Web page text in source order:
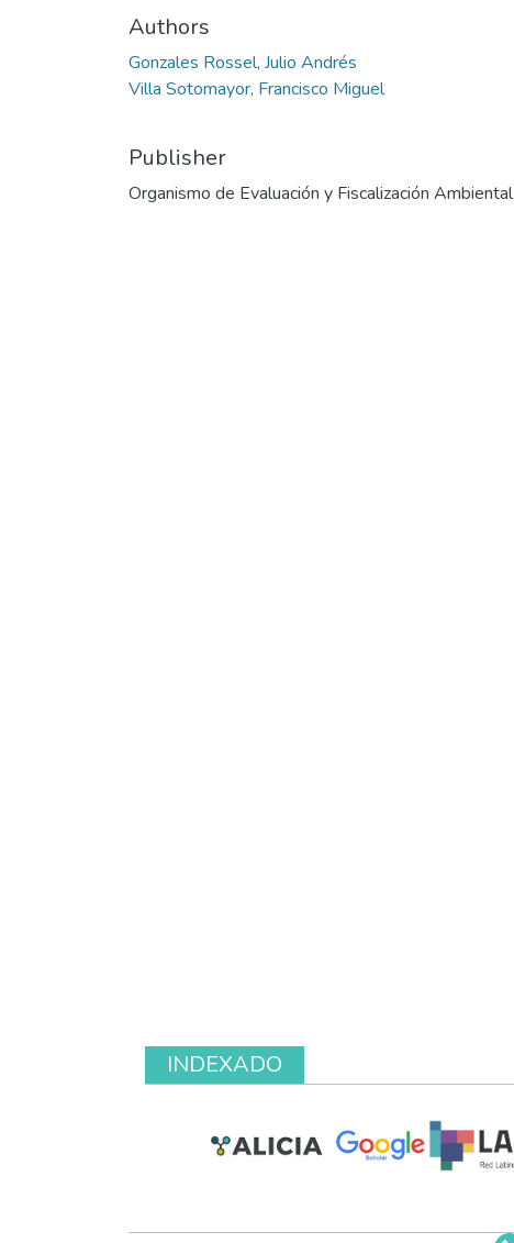
Authors
Gonzales Rossel, Julio Andrés
Villa Sotomayor, Francisco Miguel
Publisher
Organismo de Evaluación y Fiscalización Ambiental
INDEXADO